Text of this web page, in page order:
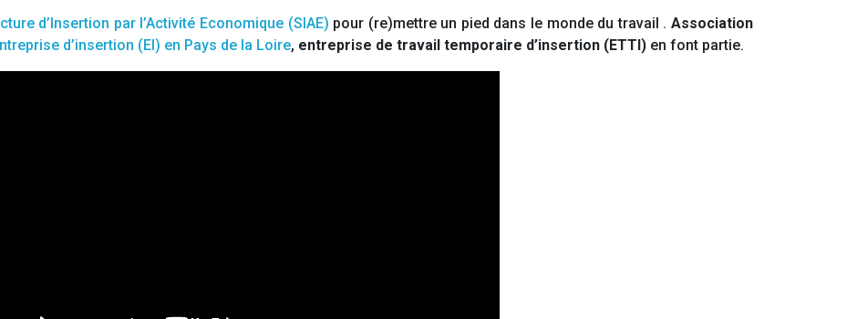
d’Insertion par l’Activité Economique (SIAE) pour (re)mettre un pied dans le monde du travail .Association
d’insertion (EI) en Pays de la Loire, entreprise de travail temporaire d’insertion (ETTI) en font partie.